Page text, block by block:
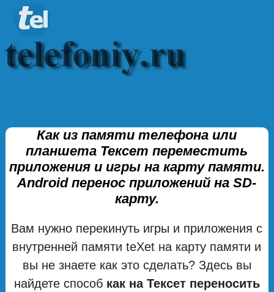
Как из памяти телефона или
планшета Тексет переместить
приложения и игры на карту памяти.
Android перенос приложений на SD-
карту.
Вам нужно перекинуть игры и приложения с
внутренней памяти teXet на карту памяти и
вы не знаете как это сделать? Здесь вы
найдете способ как на Тексет переносить